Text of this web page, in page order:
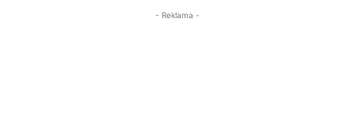
- Reklama -